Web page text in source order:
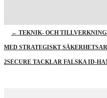
← TEKNIK- OCH
MED STRATEGISKT
2SECURE TACKLAR FALSKA ID-